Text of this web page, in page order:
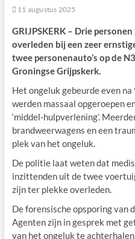
11 augustus 2025
GRIJPSKERK – Drie
overleden bij een zeer
twee personenauto’s op de
Groningse Grijpskerk.
Het ongeluk gebeurde even
werden massaal opgeroepen
‘middel-hulpverlening’.
brandweerwagens en een
plek van het ongeluk.
De politie laat weten dat
inzittenden uit de twee
zijn ter plekke overleden.
De forensische opsporing van
Agenten zijn in gesprek met
van het ongeluk te